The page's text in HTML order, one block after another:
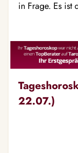
in Frage. Es ist
22.07.)